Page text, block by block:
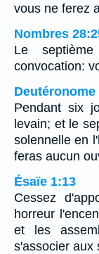
vous ne ferez
Nombres
Le
convocation:
Deutéronome
Pendant six
levain; et le
solennelle en
feras aucun
Ésaïe 1:13
Cessez
horreur
et les
s'associer aux